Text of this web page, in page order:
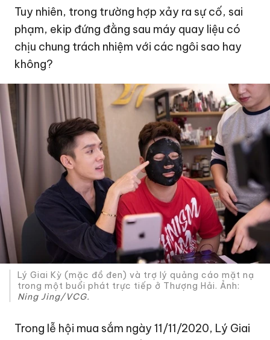
Tuy nhiên, trong trường hợp xảy ra sự cố, sai
phạm, ekip đứng đằng sau máy quay liệu có
chịu chung trách nhiệm với các ngôi sao hay
không?
Lý Giai Kỳ (mặc đồ đen) và trợ lý quảng cáo mặt nạ
trong một buổi phát trực tiếp ở Thượng Hải. Ảnh:
Ning Jing/VCG.
Trong lễ hội mua sắm ngày 11/11/2020, Lý Giai